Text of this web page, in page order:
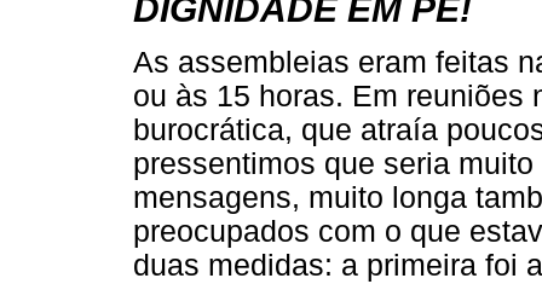
DIGNIDADE EM PÉ!
As assembleias eram feitas
ou às 15 horas. Em reuniões
burocrática, que atraía
pressentimos que seria
mensagens, muito longa
preocupados com o que
duas medidas: a primeira foi